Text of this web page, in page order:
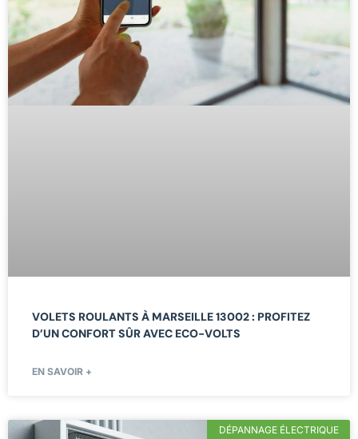
VOLETS ROULANTS À MARSEILLE 13002 : PROFITEZ
D’UN CONFORT SÛR AVEC ECO-VOLTS
EN SAVOIR +
DÉPANNAGE ÉLECTRIQUE